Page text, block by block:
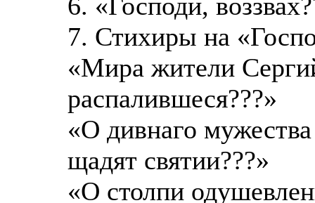
7. Стихиры на
«Мира жители
распалившеся???»
«О дивнаго
щадят святии???»
«О столпи